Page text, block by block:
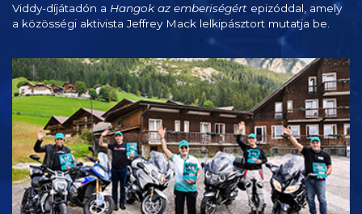
Viddy-díjátadón a Hangok az emberiségért epizóddal, amely
a közösségi aktivista Jeffrey Mack lelkipásztort mutatja be.